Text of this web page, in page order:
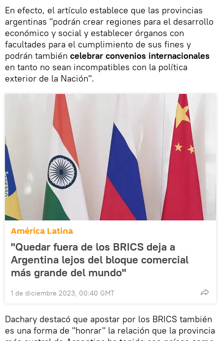
En efecto, el artículo establece que las provincias
argentinas "podrán crear regiones para el desarrollo
económico y social y establecer órganos con
facultades para el cumplimiento de sus fines y
podrán también celebrar convenios internacionales
en tanto no sean incompatibles con la política
exterior de la Nación".
América Latina
"Quedar fuera de los BRICS deja a
Argentina lejos del bloque comercial
más grande del mundo"
1 de diciembre 2023, 00:40 GMT
Dachary destacó que apostar por los BRICS también
es una forma de "honrar" la relación que la provincia